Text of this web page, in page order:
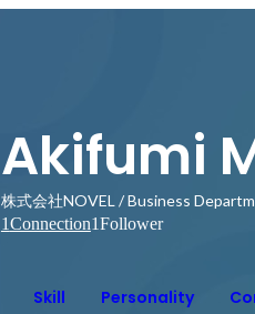
Akifumi
株式会社NOVEL / Business
1Connection1Follower
Skill Personality